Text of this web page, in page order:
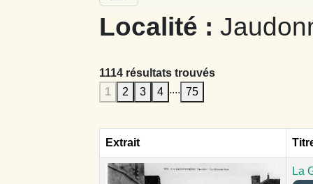
Localité :
1114 résultats trouvés
1
2 3 4 .... 75
Extrait
La